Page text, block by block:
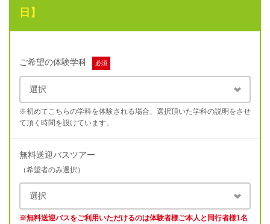
日】
ご希望の体験学科 必須
※初めてこちらの学科を体験される場合、選択頂いた学科の説明をさせ
て頂く時間を設けています。
無料送迎バスツアー
（希望者のみ選択）
※無料送迎バスをご利用いただけるのは体験者様ご本人と同行者様1名